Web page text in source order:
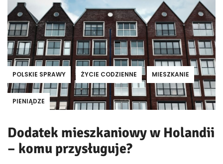
POLSKIE SPRAWY ŻYCIE CODZIENNE MIESZKANIE
PIENIĄDZE
Dodatek mieszkaniowy w Holandii
– komu przysługuje?